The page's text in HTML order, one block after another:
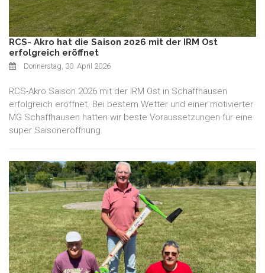
RCS- Akro hat die Saison 2026 mit der IRM Ost
erfolgreich eröffnet
Donnerstag, 30. April 2026
RCS-Akro Saison 2026 mit der IRM Ost in Schaffhausen
erfolgreich eröffnet. Bei bestem Wetter und einer motivierter
MG Schaffhausen hatten wir beste Voraussetzungen für eine
super Saisoneröffnung.